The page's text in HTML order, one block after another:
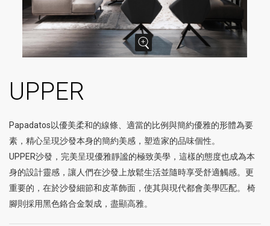
UPPER
Papadatos以優美柔和的線條、適當的比例與簡約優雅的形體為要
素，精心呈現沙發本身的簡約美感，塑造家的品味個性。
UPPER沙發，完美呈現優雅靜謐的極致美學，這樣的態度也成為本
身的設計靈感，讓人們在沙發上放鬆生活並隨時享受舒適觸感。更
重要的，在於沙發細節和皮革飾面，使其與現代都會美學匹配。 椅
腳則採用黑色鉻合金製成，盡顯高雅。